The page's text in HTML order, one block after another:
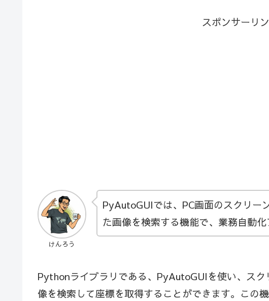
スポンサーリ
けんろう
PyAutoGUIでは、PC画面のスクリー
た画像を検索する機能で、業務自動
Pythonライブラリである、PyAutoGUIを使い、ス
像を検索して座標を取得することができます。この